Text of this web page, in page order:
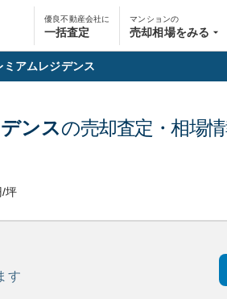
優良不動産会社に
一括査定
マンションの
売却相場をみる
アムレジデンス
ンスの売却査定・相場
/坪
す